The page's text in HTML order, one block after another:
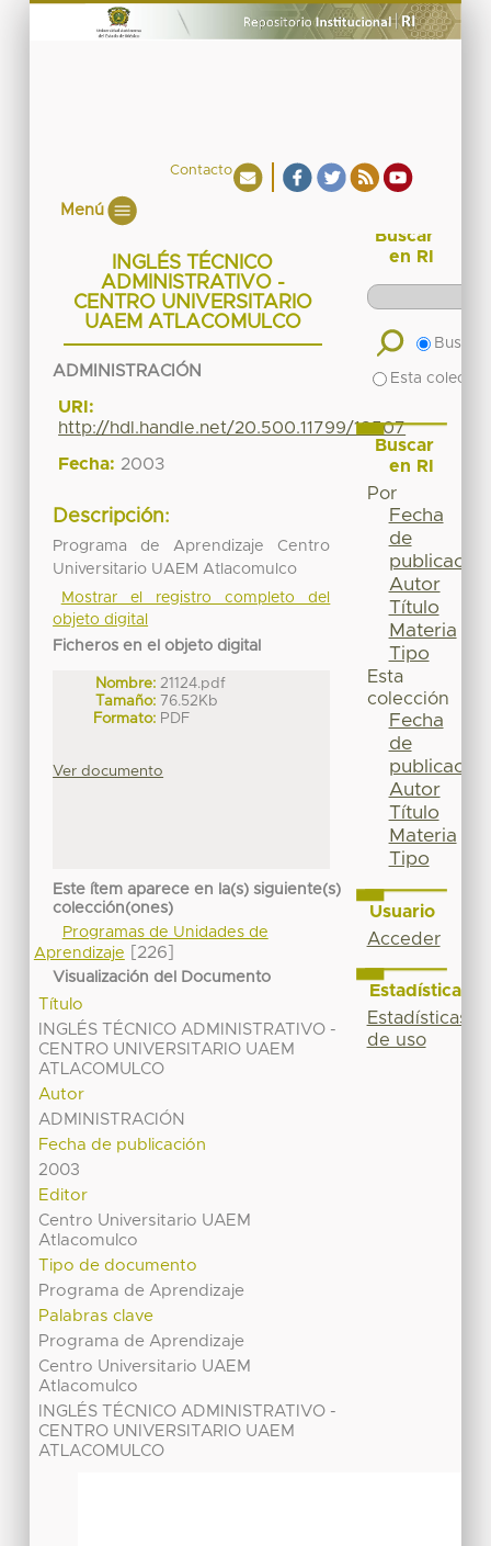
Contacto
Menú
INGLÉS TÉCNICO
ADMINISTRATIVO -
CENTRO UNIVERSITARIO
UAEM ATLACOMULCO
ADMINISTRACIÓN
URI:
http://hdl.handle.net/20.500.11799/18507
Fecha: 2003
Descripción:
Programa de Aprendizaje Centro
Universitario UAEM Atlacomulco
Mostrar el registro completo del
objeto digital
Ficheros en el objeto digital
Nombre: 21124.pdf
Tamaño: 76.52Kb
Formato: PDF
Ver documento
Este ítem aparece en la(s) siguiente(s)
colección(ones)
Programas de Unidades de
Aprendizaje
[226]
Visualización del Documento
Título
INGLÉS TÉCNICO ADMINISTRATIVO -
CENTRO UNIVERSITARIO UAEM
ATLACOMULCO
Autor
ADMINISTRACIÓN
Fecha de publicación
2003
Editor
Centro Universitario UAEM
Atlacomulco
Tipo de documento
Programa de Aprendizaje
Palabras clave
Programa de Aprendizaje
Centro Universitario UAEM
Atlacomulco
INGLÉS TÉCNICO ADMINISTRATIVO -
CENTRO UNIVERSITARIO UAEM
ATLACOMULCO
Buscar
en RI
Buscar
Esta
Buscar
en RI
Por
Fecha
de
publicación
Autor
Título
Materia
Tipo
Esta
colección
Fecha
de
publicación
Autor
Título
Materia
Tipo
Usuario
Acceder
Estadísticas
Estadísticas
de uso